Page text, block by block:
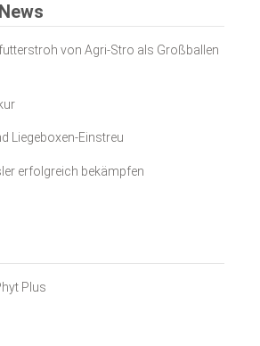
von Agri-Stro als Großballen
Liegeboxen-Einstreu
erfolgreich bekämpfen
Plus